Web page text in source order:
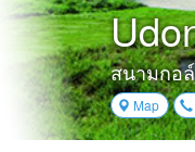
สนามกอ
Map